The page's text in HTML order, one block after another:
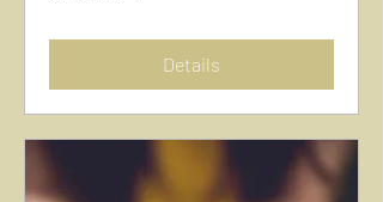
Details